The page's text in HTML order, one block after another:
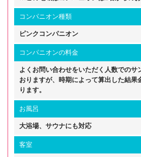
コンパニオン種類
ピンクコンパニオン
コンパニオンの料金
よくお問い合わせをいただく人数でのサ
おりますが、時期によって算出した結果
ります。
お風呂
大浴場、サウナにも対応
客室